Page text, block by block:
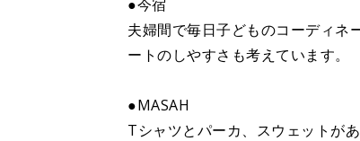
●今宿
夫婦間で毎日子どものコーディネ
ートのしやすさも考えています。
●MASAH
Tシャツとパーカ、スウェットが